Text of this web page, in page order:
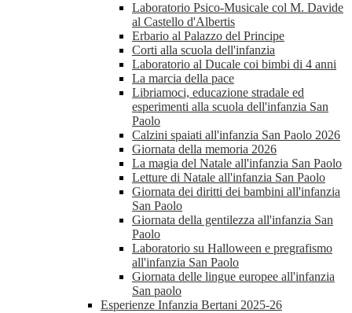
Laboratorio Psico-Musicale col M. Davide
al Castello d'Albertis
Erbario al Palazzo del Principe
Corti alla scuola dell'infanzia
Laboratorio al Ducale coi bimbi di 4 anni
La marcia della pace
Libriamoci, educazione stradale ed
esperimenti alla scuola dell'infanzia San
Paolo
Calzini spaiati all'infanzia San Paolo 2026
Giornata della memoria 2026
La magia del Natale all'infanzia San Paolo
Letture di Natale all'infanzia San Paolo
Giornata dei diritti dei bambini all'infanzia
San Paolo
Giornata della gentilezza all'infanzia San
Paolo
Laboratorio su Halloween e pregrafismo
all'infanzia San Paolo
Giornata delle lingue europee all'infanzia
San paolo
Esperienze Infanzia Bertani 2025-26